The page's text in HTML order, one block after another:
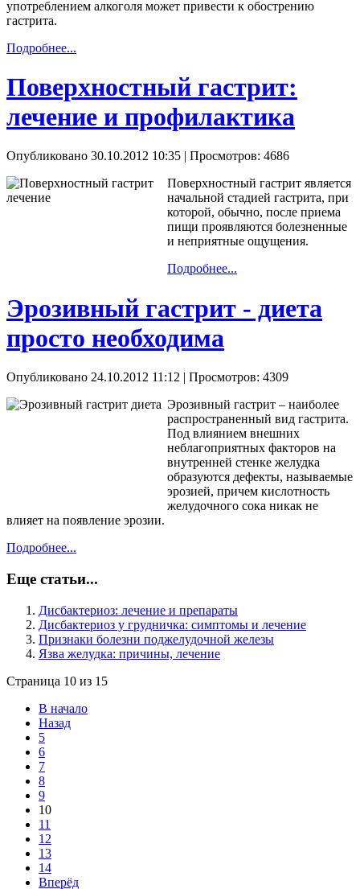
употреблением алкоголя может привести к обострению
гастрита.
Подробнее...
Поверхностный гастрит:
лечение и профилактика
Опубликовано 30.10.2012 10:35 | Просмотров: 4686
Поверхностный гастрит является
начальной стадией гастрита, при
которой, обычно, после приема
пищи проявляются болезненные
и неприятные ощущения.
Подробнее...
Эрозивный гастрит - диета
просто необходима
Опубликовано 24.10.2012 11:12 | Просмотров: 4309
Эрозивный гастрит – наиболее
распространенный вид гастрита.
Под влиянием внешних
неблагоприятных факторов на
внутренней стенке желудка
образуются дефекты, называемые
эрозией, причем кислотность
желудочного сока никак не
влияет на появление эрозии.
Подробнее...
Еще статьи...
Дисбактериоз: лечение и препараты
Дисбактериоз у грудничка: симптомы и лечение
Признаки болезни поджелудочной железы
Язва желудка: причины, лечение
Страница 10 из 15
В начало
Назад
5
6
7
8
9
10
11
12
13
14
Вперёд